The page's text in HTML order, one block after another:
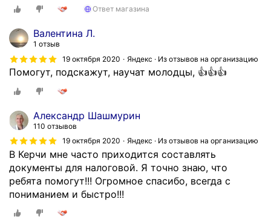
Ответ магазина
Валентина Л.
1 отзыв
19 октября 2020
Яндекс · Из отзывов на организацию
Помогут, подскажут, научат молодцы, 👍👍👍
Александр Шашмурин
110 отзывов
19 октября 2020
Яндекс · Из отзывов на организацию
В Керчи мне часто приходится составлять
документы для налоговой. Я точно знаю, что
ребята помогут!!! Огромное спасибо, всегда с
пониманием и быстро!!!